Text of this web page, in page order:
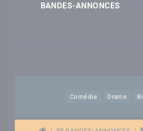
BANDES-ANNONCES
Comédie Drame